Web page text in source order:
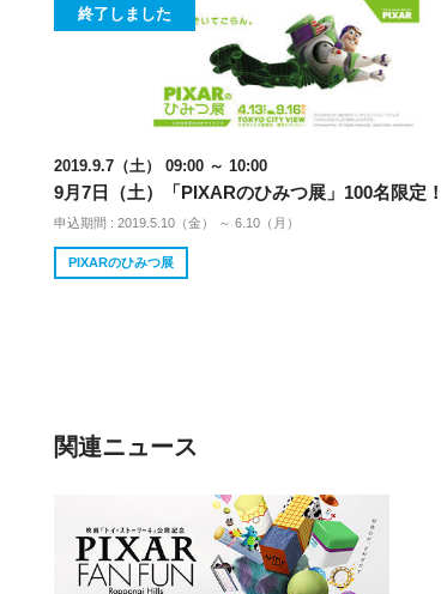
終了しました
2019.9.7（土） 09:00 ～ 10:00
9月7日（土）「PIXARのひみつ展」100名限定
申込期間 : 2019.5.10（金） ～ 6.10（月）
PIXARのひみつ展
関連ニュース